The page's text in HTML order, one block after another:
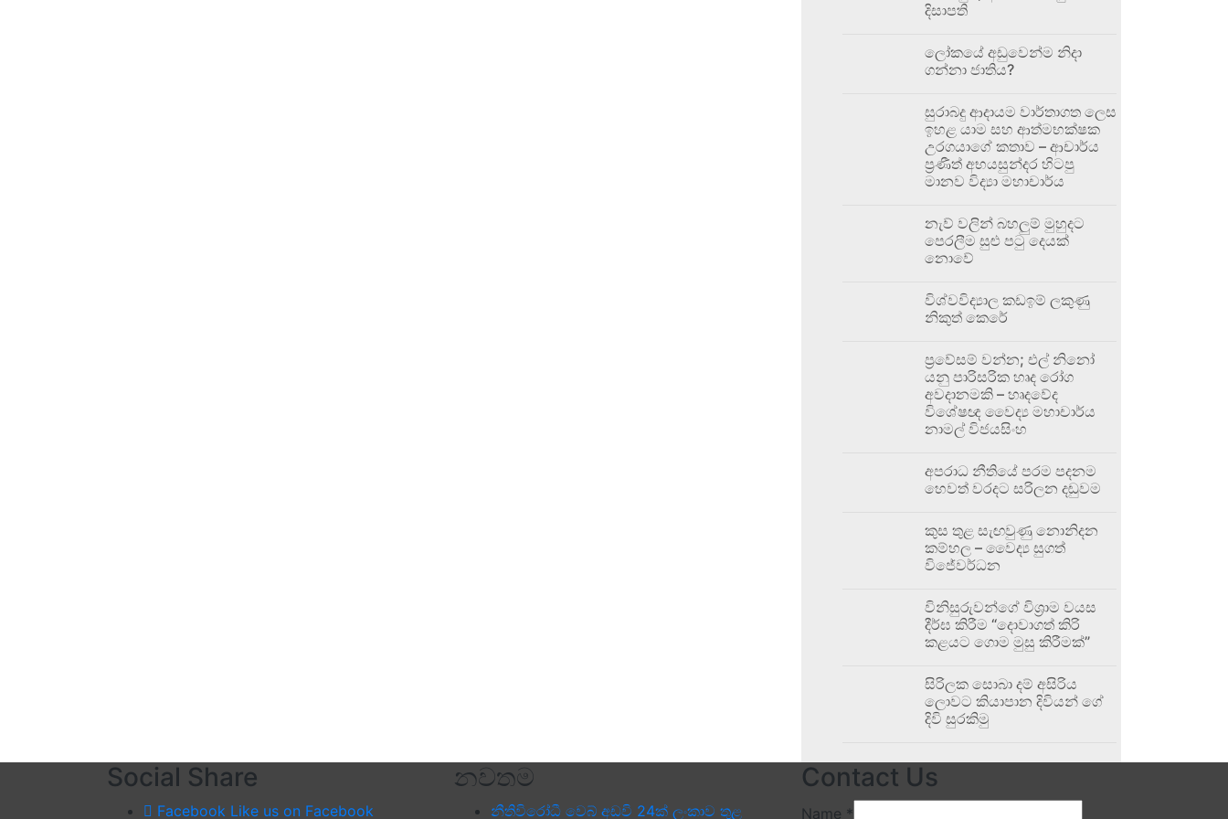
දිසාපති
ලෝකයේ අඩුවෙන්ම නිදා
ගන්නා ජාතිය?
සුරාබදු ආදායම වාර්තාගත ලෙස
ඉහළ යාම සහ ආත්මභක්ෂක
උරගයාගේ කතාව – ආචාර්ය
ප්‍රණීත් අභයසුන්දර හිටපු
මානව විද්‍යා මහාචාර්ය
නැව් වලින් බහලුම් මුහුදට
පෙරලීම සුළු පටු දෙයක්
නොවේ
විශ්වවිද්‍යාල කඩඉම් ලකුණු
නිකුත් කෙරේ
ප්‍රවේසම් වන්න; එල් නිනෝ
යනු පාරිසරික හෘද රෝග
අවදානමකි – හෘදවේද
විශේෂඥ වෛද්‍ය මහාචාර්ය
නාමල් විජයසිංහ
අපරාධ නීතියේ පරම පදනම
හෙවත් වරදට සරිලන දඬුවම
කුස තුළ සැඟවුණු නොනිදන
කම්හල – වෛද්‍ය සුගත්
විජේවර්ධන
විනිසුරුවන්ගේ විශ්‍රාම වයස
දීර්ඝ කිරීම “දොවාගත් කිරි
කළයට ගොම මුසු කිරීමක්”
සිරිලක සොබා දම් අසිරිය
ලොවට කියාපාන දිවියන් ගේ
දිවි සුරකිමු
Social Share
Facebook Like us on Facebook
නවතම
නීතිවිරෝධී වෙබ් අඩවි 24ක් ලංකාව තුළ
Contact Us
Name *